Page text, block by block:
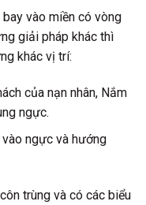
vào miền có vòng
giải pháp khác thì
khác vị trí:
của nạn nhân, Nắm
ngực.
ngực và hướng
trùng và có các biểu